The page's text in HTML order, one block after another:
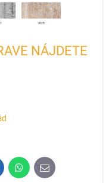
NÁJDETE
WhatsApp
E-
mail